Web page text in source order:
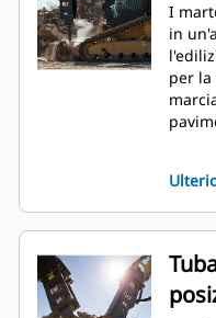
I
in
per